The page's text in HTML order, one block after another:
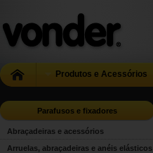
Produtos e Acessórios
Parafusos e fixadores
Abraçadeiras e acessórios
Arruelas, abraçadeiras e anéis elásticos